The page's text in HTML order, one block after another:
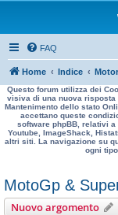
FAQ
Home Indice
Questo forum utilizza dei
visiva di una nuova
Mantenimento dello stato
accettano queste
software phpBB, relativi
Youtube, ImageShack,
altri siti. La navigazione su
ogni
MotoGp &
Nuovo argomento